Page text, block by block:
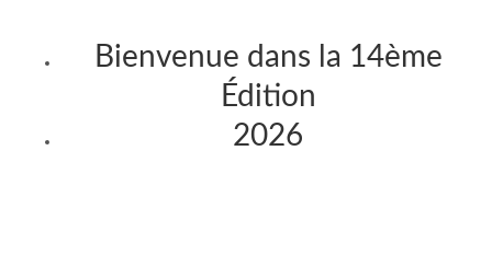
Bienvenue dans la 14ème
Édition
2026